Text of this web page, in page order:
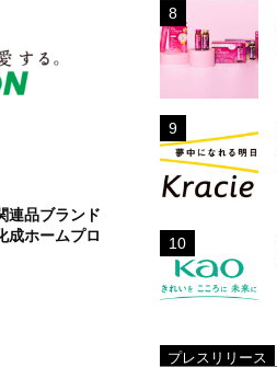
連品ブランド
成ホームプロ
プレスリリース